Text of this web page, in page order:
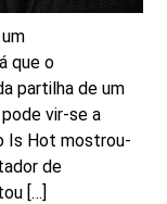
que o
partilha de um
vir-se a
Is Hot mostrou-
de
[…]